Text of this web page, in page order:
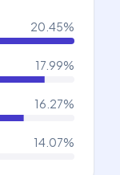
20.45%
17.99%
16.27%
14.07%